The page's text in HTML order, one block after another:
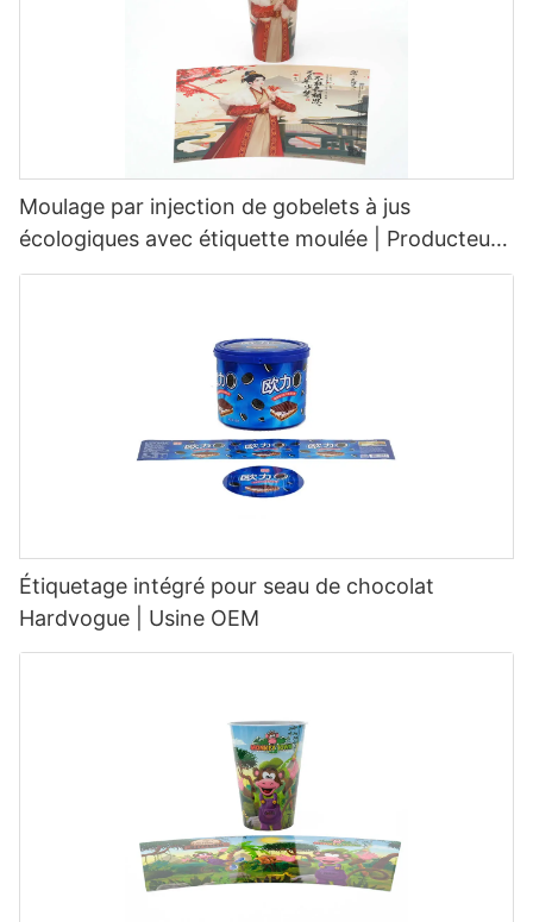
Moulage par injection de gobelets à jus
écologiques avec étiquette moulée | Producteur
Hardvogue
Étiquetage intégré pour seau de chocolat
Hardvogue | Usine OEM